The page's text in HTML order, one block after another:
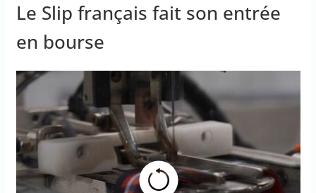
Le Slip français fait son entrée
en bourse